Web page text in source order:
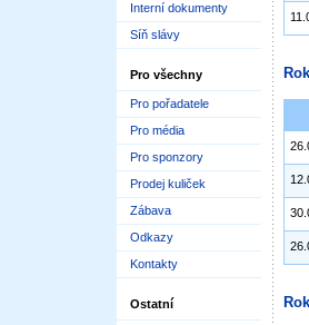
Interní dokumenty
Síň slávy
Pro všechny
Pro pořadatele
Pro média
Pro sponzory
Prodej kuliček
Zábava
Odkazy
Kontakty
Ostatní